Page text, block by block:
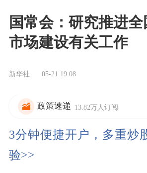
国常会：研究推进
市场建设有关工作
新华社 05-21 19:08
政策速递 13.82万人订阅
3分钟便捷开户，多重炒
验>>